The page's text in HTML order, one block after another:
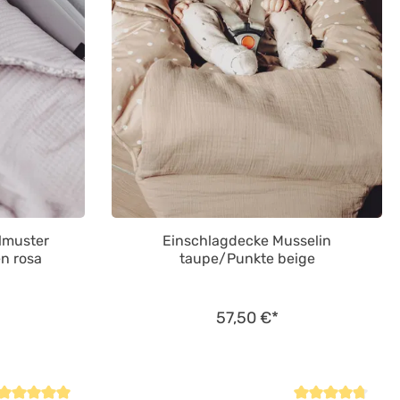
rosa
Einschlagdecke Musselin
taupe/Punkte beige
57,50 €*